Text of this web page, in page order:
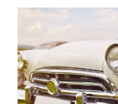
Перейти